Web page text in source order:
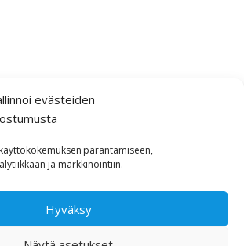
evästeiden
käyttökokemuksen parantamiseen,
ja markkinointiin.
Hyväksy